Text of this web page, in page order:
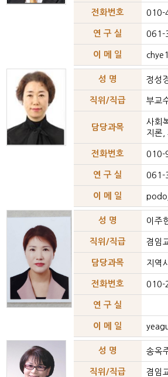
전화번호 010-
연 구 실 061-
이 메 일
성 명 정성
직위/직급 부교
담당과목
사회
지론,
전화번호 010-
연 구 실 061-
이 메 일
성 명 이주
직위/직급 겸임
담당과목 지역
전화번호 010-
연 구 실
이 메 일
성 명 송옥
직위/직급 겸임